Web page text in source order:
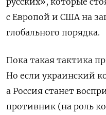
с Европой и США на
глобального порядка.
Пока такая тактика
Но если украинский
а Россия станет
противник (на роль